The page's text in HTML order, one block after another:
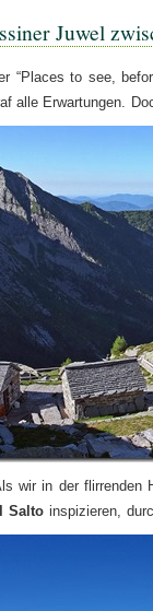
Juwel
“Places to see,
alle Erwartungen.
wir in der flirrenden
Salto inspizieren,